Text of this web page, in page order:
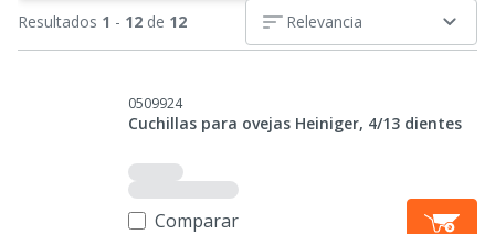
Resultados 1 - 12 de 12 Relevancia
0509924
Cuchillas para ovejas Heiniger, 4/13 dientes
Comparar